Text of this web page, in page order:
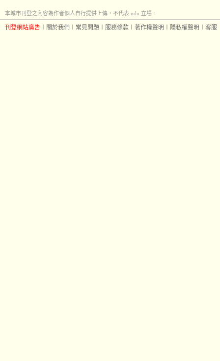
本城市刊登之內容為作者個人自行提供上傳，不代表 udn 立場。
刊登網站廣告 關於我們 常見問題 服務條款 著作權聲明 隱私權聲明 客服